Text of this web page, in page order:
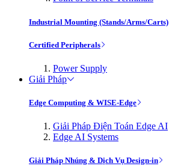
Industrial Mounting (Stands/Arms/Carts)
Certified Peripherals
Power Supply
Giải Pháp
Edge Computing & WISE-Edge
Giải Pháp Điện Toán Edge AI
Edge AI Systems
Giải Pháp Nhúng & Dịch Vụ Design-in